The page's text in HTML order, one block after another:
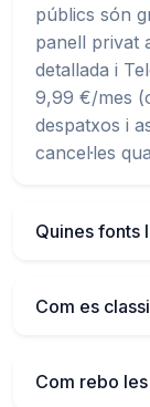
públics són
panell privat
detallada i
9,99 €/mes
despatxos i
cancel·les
Quines fonts
Com es
Com rebo